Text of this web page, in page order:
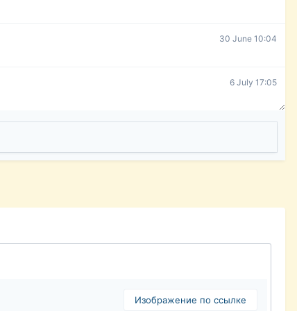
30 June 10:04
6 July 17:05
Изображение по ссылке